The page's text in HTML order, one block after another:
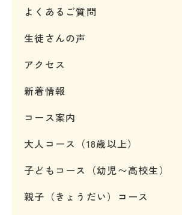
よくあるご質問
生徒さんの声
アクセス
新着情報
コース案内
大人コース（18歳以上）
子どもコース（幼児〜高校生）
親子（きょうだい）コース